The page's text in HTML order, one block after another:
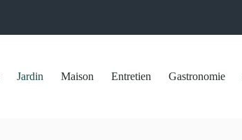
Jardin Maison Entretien Gastronomie